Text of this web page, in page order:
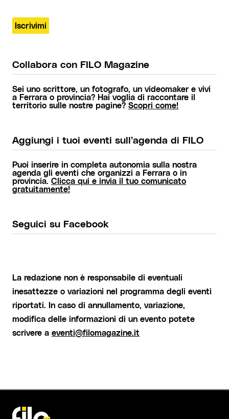
Collabora con FILO Magazine
Sei uno scrittore, un fotografo, un videomaker e vivi
a Ferrara o provincia? Hai voglia di raccontare il
territorio sulle nostre pagine? Scopri come!
Aggiungi i tuoi eventi sull’agenda di FILO
Puoi inserire in completa autonomia sulla nostra
agenda gli eventi che organizzi a Ferrara o in
provincia. Clicca qui e invia il tuo comunicato
gratuitamente!
Seguici su Facebook
La redazione non è responsabile di eventuali
inesattezze o variazioni nel programma degli eventi
riportati. In caso di annullamento, variazione,
modifica delle informazioni di un evento potete
scrivere a eventi@filomagazine.it